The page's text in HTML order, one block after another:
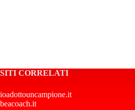
SITI CORRELATI
ioadottouncampione.it
beacoach.it